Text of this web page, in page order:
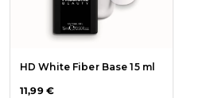
HD White Fiber Base 15 ml
11,99 €